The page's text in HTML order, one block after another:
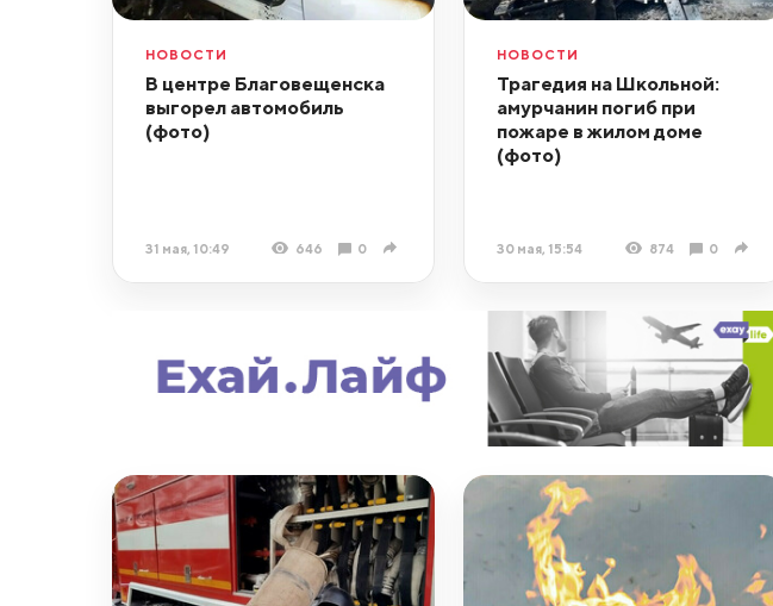
НОВОСТИ
В центре Благовещенска
выгорел автомобиль
(фото)
31 мая, 10:49 646 0
НОВОСТИ
Трагедия на Школьной:
амурчанин погиб при
пожаре в жилом доме
(фото)
30 мая, 15:54 874 0